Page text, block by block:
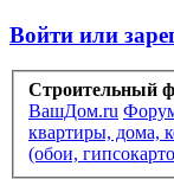
Войти или
Строительный
ВашДом.ru
квартиры, дома,
(обои,